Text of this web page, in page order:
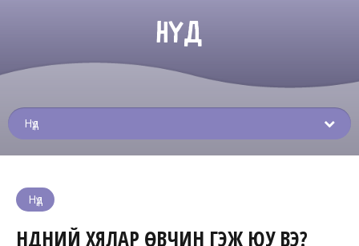
НҮД
Нүд
НҮДНИЙ ХЯЛАР ӨВЧИН ГЭЖ ЮУ ВЭ?